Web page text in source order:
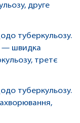
друге
туберкульозу.
— швидка
третє
туберкульозу.